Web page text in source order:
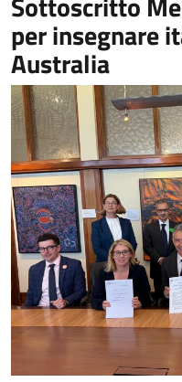
per insegnare
Australia